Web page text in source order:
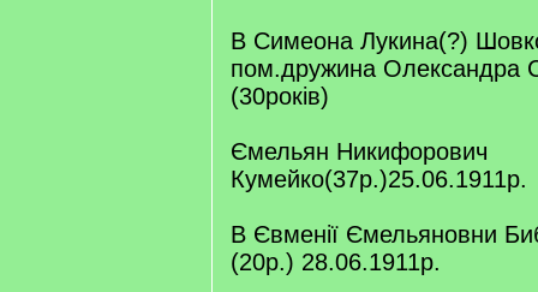
В Симеона Лукина(?)
пом.дружина Олександра
(30років)
Ємельян Никифорович
Кумейко(37р.)25.06.1911р.
В Євменії Ємельяновни
(20р.) 28.06.1911р.